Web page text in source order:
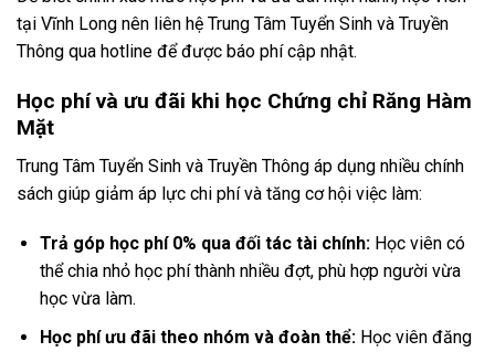
tại Vĩnh Long nên liên hệ Trung Tâm Tuyển Sinh và Truyền
Thông qua hotline để được báo phí cập nhật.
Học phí và ưu đãi khi học Chứng chỉ Răng Hàm
Mặt
Trung Tâm Tuyển Sinh và Truyền Thông áp dụng nhiều chính
sách giúp giảm áp lực chi phí và tăng cơ hội việc làm:
Trả góp học phí 0% qua đối tác tài chính:Học viên có
thể chia nhỏ học phí thành nhiều đợt, phù hợp người vừa
học vừa làm.
Học phí ưu đãi theo nhóm và đoàn thể:Học viên đăng